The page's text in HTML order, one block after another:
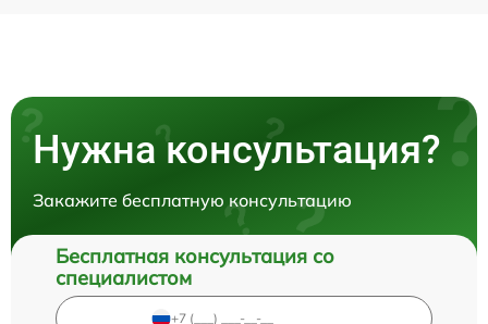
Нужна консультация?
Закажите бесплатную консультацию
Бесплатная консультация со
специалистом